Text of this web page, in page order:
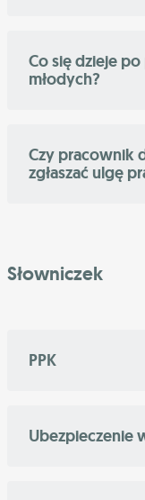
Co się dzieje
młodych?
Czy pracownik
zgłaszać ulgę
Słowniczek
PPK
Ubezpieczenie